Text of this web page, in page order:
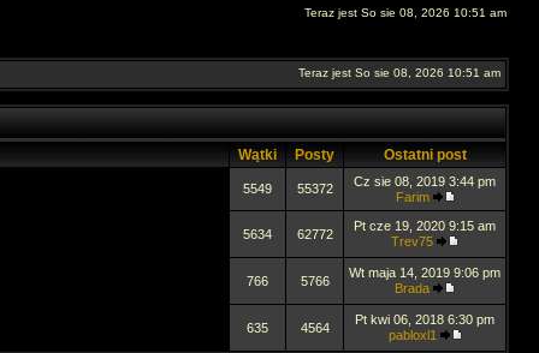
Teraz jest So sie 08, 2026 10:51 am
Teraz jest So sie 08, 2026 10:51 am
Wątki Posty
Ostatni post
5549 55372
Cz sie 08, 2019 3:44 pm
Farim
5634 62772
Pt cze 19, 2020 9:15 am
Trev75
766 5766
Wt maja 14, 2019 9:06 pm
Brada
635 4564
Pt kwi 06, 2018 6:30 pm
pabloxl1